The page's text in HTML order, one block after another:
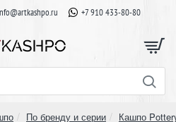
+7 910 433-80-80
По бренду и серии Кашпо